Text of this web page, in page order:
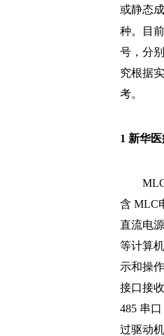
或静态
种。目
号，分
究根据
考。
1 新华
含 MLC
直流电
等计算
示和操
接口接
485 串
过驱动